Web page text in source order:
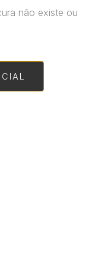
não existe ou